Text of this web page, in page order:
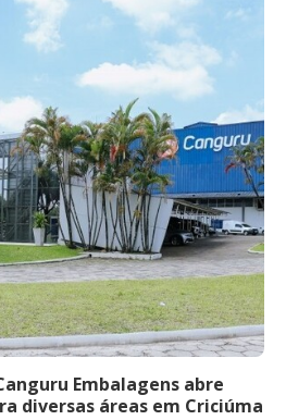
Embalagens abre
diversas áreas em Criciúma